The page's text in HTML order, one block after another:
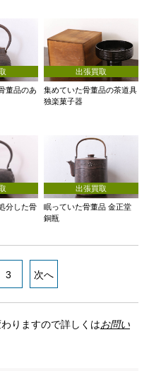
董品のあ
出張買取
集めていた骨董品の茶道具
独楽菓子器
分した骨
出張買取
眠っていた骨董品 金正堂
銅瓶
3 次へ
りますので詳しくはお問い